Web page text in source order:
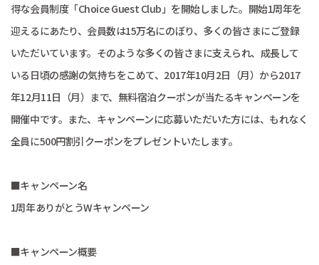
得な会員制度「Choice Guest Club」を開始しました。開始1周年を
迎えるにあたり、会員数は15万名にのぼり、多くの皆さまにご登録
いただいています。そのような多くの皆さまに支えられ、成長して
いる日頃の感謝の気持ちをこめて、2017年10月2日（月）から2017
年12月11日（月）まで、無料宿泊クーポンが当たるキャンペーンを
開催中です。また、キャンペーンに応募いただいた方には、もれなく
全員に500円割引クーポンをプレゼントいたします。
■キャンペーン名
1周年ありがとうWキャンペーン
■キャンペーン概要